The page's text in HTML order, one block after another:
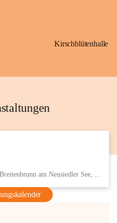
Kirschblütenhalle
Eisenstädter Straße 18, 7091 Breitenbrunn am Neusiedler See, AUT